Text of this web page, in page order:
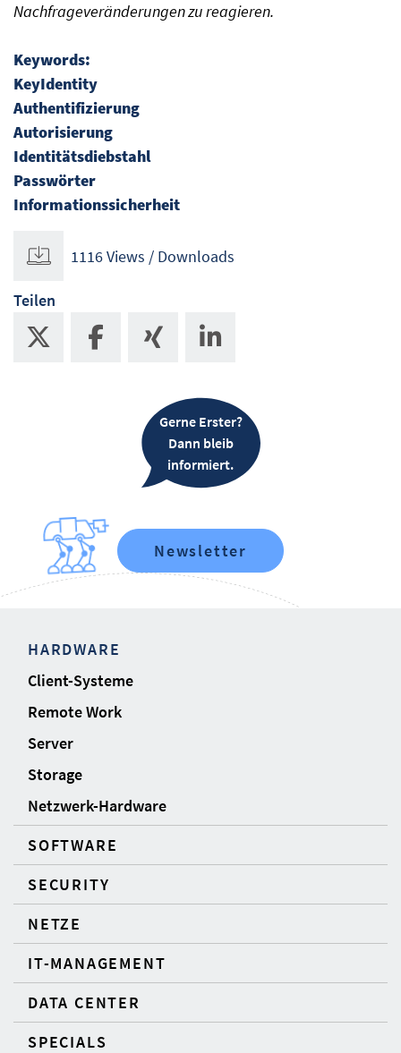
Nachfrageveränderungen zu reagieren.
Keywords:
KeyIdentity
Authentifizierung
Autorisierung
Identitätsdiebstahl
Passwörter
Informationssicherheit
1116 Views / Downloads
Teilen
Gerne Erster?
Dann bleib
informiert.
Newsletter
HARDWARE
Client-Systeme
Remote Work
Server
Storage
Netzwerk-Hardware
SOFTWARE
SECURITY
NETZE
IT-MANAGEMENT
DATA CENTER
SPECIALS